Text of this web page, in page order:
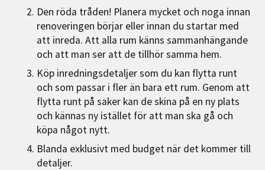
Den röda tråden! Planera mycket och noga innan
renoveringen börjar eller innan du startar med
att inreda. Att alla rum känns sammanhängande
och att man ser att de tillhör samma hem.
Köp inredningsdetaljer som du kan flytta runt
och som passar i fler än bara ett rum. Genom att
flytta runt på saker kan de skina på en ny plats
och kännas ny istället för att man ska gå och
köpa något nytt.
Blanda exklusivt med budget när det kommer till
detaljer.